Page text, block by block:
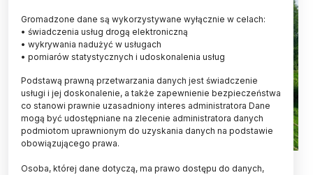
Gromadzone dane są wykorzystywane wyłącznie w celach:
• świadczenia usług drogą elektroniczną
• wykrywania nadużyć w usługach
• pomiarów statystycznych i udoskonalenia usług
Podstawą prawną przetwarzania danych jest świadczenie
usługi i jej doskonalenie, a także zapewnienie bezpieczeństwa
co stanowi prawnie uzasadniony interes administratora Dane
mogą być udostępniane na zlecenie administratora danych
podmiotom uprawnionym do uzyskania danych na podstawie
obowiązującego prawa.
Osoba, której dane dotyczą, ma prawo dostępu do danych,